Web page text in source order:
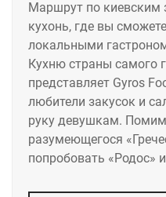
Маршрут по киевским
кухонь, где вы
локальными
Кухню страны самого
представляет Gyros
любители закусок и
руку девушкам.
разумеющегося
попробовать «Родос»